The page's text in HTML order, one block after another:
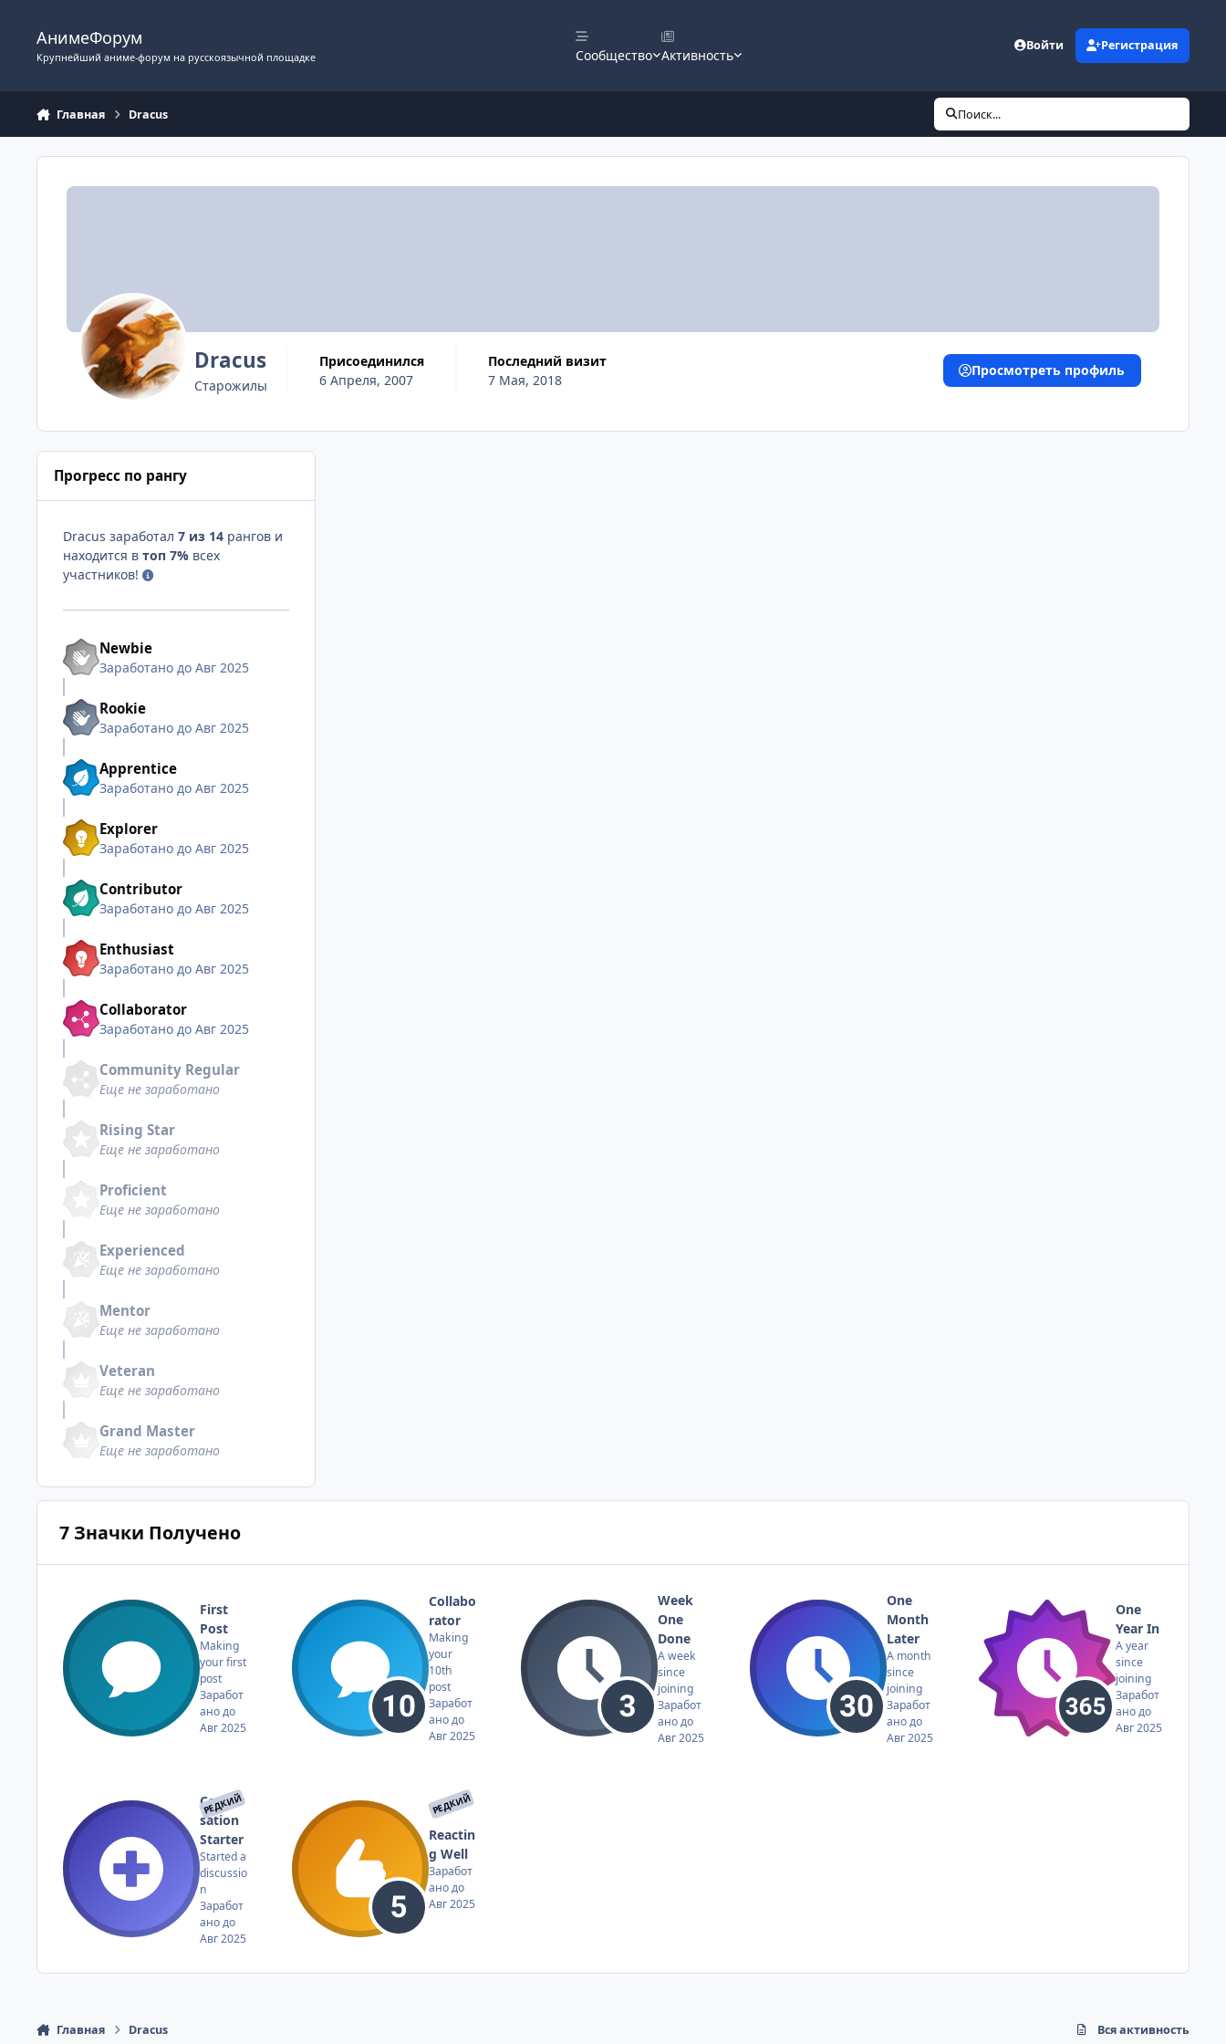
АнимеФорум
Крупнейший аниме-форум на русскоязычной площадке Сообщество Активность
Войти Регистрация
Главная Dracus Поиск...
Dracus
Старожилы
Присоединился
6 Апреля, 2007
Последний визит
7 Мая, 2018
Просмотреть профиль
Прогресс по рангу
Dracus заработал 7 из 14 рангов и
находится в топ 7% всех
участников!
Newbie
Заработано до Авг 2025
Rookie
Заработано до Авг 2025
Apprentice
Заработано до Авг 2025
Explorer
Заработано до Авг 2025
Contributor
Заработано до Авг 2025
Enthusiast
Заработано до Авг 2025
Collaborator
Заработано до Авг 2025
Community Regular
Еще не заработано
Rising Star
Еще не заработано
Proficient
Еще не заработано
Experienced
Еще не заработано
Mentor
Еще не заработано
Veteran
Еще не заработано
Grand Master
Еще не заработано
7 Значки Получено
First
Post
Making
your first
post
Заработ
ано до
Авг 2025
Collabo
rator
Making
your
10th
post
Заработ
ано до
Авг 2025
Week
One
Done
A week
since
joining
Заработ
ано до
Авг 2025
One
Month
Later
A month
since
joining
Заработ
ано до
Авг 2025
One
Year In
A year
since
joining
Заработ
ано до
Авг 2025
РЕДКИЙ
Conver
sation
Starter
Started a
discussio
n
Заработ
ано до
Авг 2025
РЕДКИЙ
Reactin
g Well
Заработ
ано до
Авг 2025
Главная Dracus Вся активность